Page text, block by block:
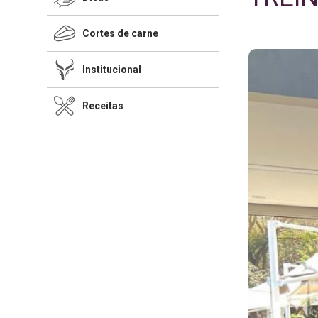
Cortes de carne
Institucional
Receitas